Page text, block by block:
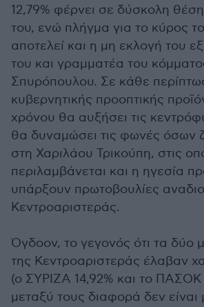
12,79% φέρνει σε δύσκολη
του, ενώ πλήγμα για το κύρος
αποτελεί και η μη εκλογή του
του και γραμματέα του
Σπυρόπουλου. Σε κάθε
κυβερνητικής προοπτικής
χρόνου θα αυξήσει τις
θα δυναμώσει τις φωνές όσων
στη Χαριλάου Τρικούπη, στις
περιλαμβάνεται και η ηγεσία
υπάρξουν πρωτοβουλίες
Κεντροαριστεράς.
Όγδοον, το γεγονός ότι τα δύο
της Κεντροαριστεράς έλαβαν
(ο ΣΥΡΙΖΑ 14,92% και το ΠΑΣΟΚ
μεταξύ τους διαφορά δεν είναι